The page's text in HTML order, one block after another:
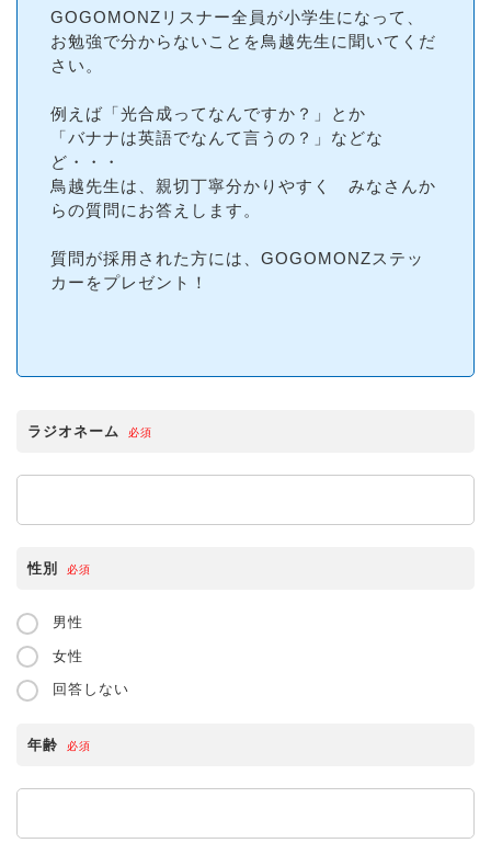
GOGOMONZリスナー全員が小学生になって、
お勉強で分からないことを鳥越先生に聞いてくだ
さい。
例えば「光合成ってなんですか？」とか
「バナナは英語でなんて言うの？」などな
ど・・・
鳥越先生は、親切丁寧分かりやすく みなさんか
らの質問にお答えします。
質問が採用された方には、GOGOMONZステッ
カーをプレゼント！
ラジオネーム 必須
性別 必須
男性
女性
回答しない
年齢 必須